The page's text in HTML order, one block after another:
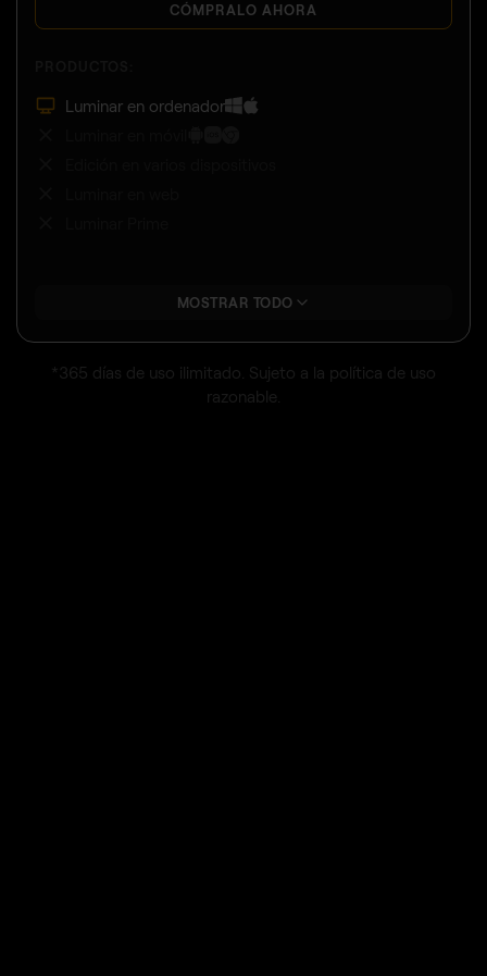
CÓMPRALO AHORA
Luminar en ordenador
MOSTRAR TODO
*365 días de uso ilimitado. Sujeto a la política de uso
razonable.